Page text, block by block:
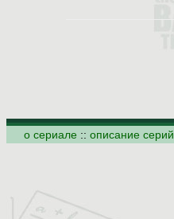
о сериале :: описание серий